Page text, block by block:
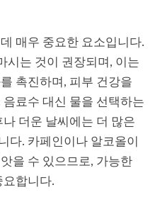
매우 중요한 요소입니다.
시는 것이 권장되며, 이는
촉진하며, 피부 건강을
료수 대신 물을 선택하는
더운 날씨에는 더 많은
다. 카페인이나 알코올이
을 수 있으므로, 가능한
요합니다.